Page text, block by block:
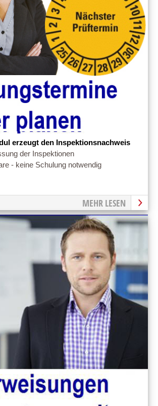
erzeugt den Inspektionsnachweis
der Inspektionen
- keine Schulung notwendig
MEHR LESEN